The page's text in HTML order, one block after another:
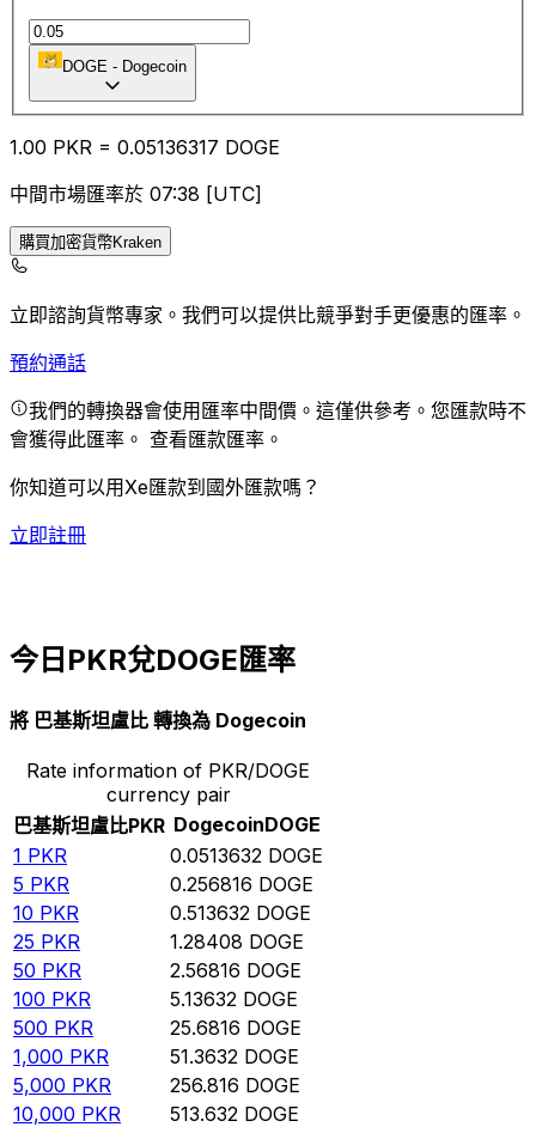
DOGE - Dogecoin
1.00 PKR = 0.05136317 DOGE
中間市場匯率於 07:38 [UTC]
購買加密貨幣Kraken
立即諮詢貨幣專家。 我們可以提供比競爭對手更優惠的匯率。
預約通話
我們的轉換器會使用匯率中間價。這僅供參考。您匯款時不
會獲得此匯率。 查看匯款匯率。
你知道可以用Xe匯款到國外匯款嗎？
立即註冊
今日PKR兌DOGE匯率
將 巴基斯坦盧比 轉換為 Dogecoin
Rate information of PKR/DOGE
currency pair
巴基斯坦盧比PKR DogecoinDOGE
1 PKR 0.0513632 DOGE
5 PKR 0.256816 DOGE
10 PKR 0.513632 DOGE
25 PKR 1.28408 DOGE
50 PKR 2.56816 DOGE
100 PKR 5.13632 DOGE
500 PKR 25.6816 DOGE
1,000 PKR 51.3632 DOGE
5,000 PKR 256.816 DOGE
10,000 PKR 513.632 DOGE